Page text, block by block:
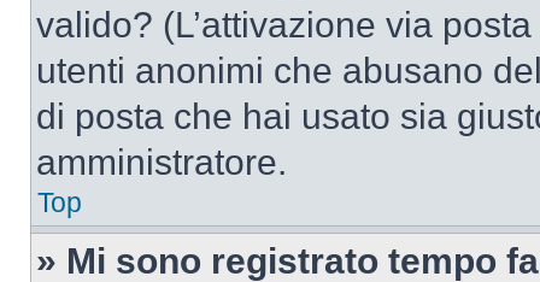
valido? (L’attivazione via
utenti anonimi che abusano
di posta che hai usato sia
amministratore.
Top
» Mi sono registrato tempo